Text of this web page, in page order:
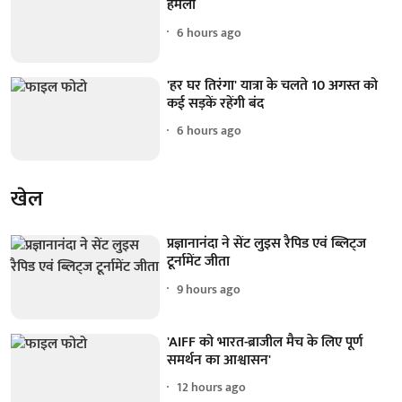
हमला
6 hours ago
'हर घर तिरंगा' यात्रा के चलते 10 अगस्त को
कई सड़कें रहेंगी बंद
6 hours ago
खेल
प्रज्ञानानंदा ने सेंट लुइस रैपिड एवं ब्लिट्ज
टूर्नामेंट जीता
9 hours ago
'AIFF को भारत-ब्राजील मैच के लिए पूर्ण
समर्थन का आश्वासन'
12 hours ago